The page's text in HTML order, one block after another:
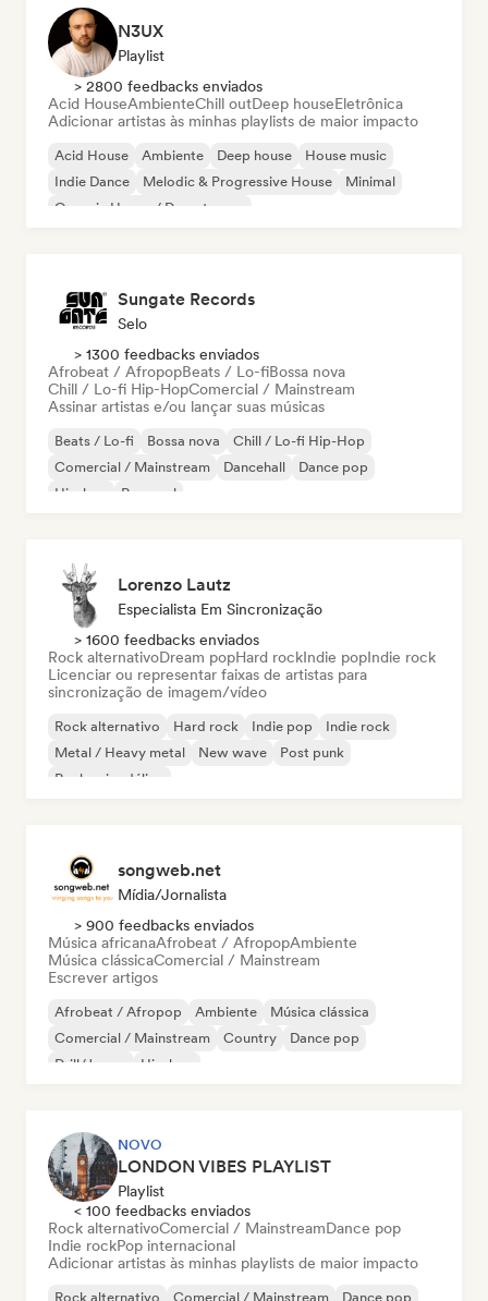
N3UX
Playlist
> 2800 feedbacks enviados
Acid HouseAmbienteChill outDeep houseEletrônica
Adicionar artistas às minhas playlists de maior impacto
Acid House Ambiente Deep house
House music
Indie Dance
Melodic & Progressive House
Minimal
Organic House / Downtempo
Sungate Records
Selo
> 1300 feedbacks enviados
Afrobeat / AfropopBeats / Lo-fiBossa nova
Chill / Lo-fi Hip-HopComercial / Mainstream
Assinar artistas e/ou lançar suas músicas
Beats / Lo-fi Bossa nova
Chill / Lo-fi Hip-Hop
Comercial / Mainstream
Dancehall
Dance pop
Hip-hop
Pop soul
Lorenzo Lautz
Especialista Em Sincronização
> 1600 feedbacks enviados
Rock alternativoDream popHard rockIndie popIndie rock
Licenciar ou representar faixas de artistas para
sincronização de imagem/vídeo
Rock alternativo Hard rock Indie pop
Indie rock
Metal / Heavy metal
New wave
Post punk
Rock psicodélico
songweb.net
Mídia/Jornalista
> 900 feedbacks enviados
Música africanaAfrobeat / AfropopAmbiente
Música clássicaComercial / Mainstream
Escrever artigos
Afrobeat / Afropop Ambiente
Música clássica
Comercial / Mainstream
Country
Dance pop
Drill/Jersey
Hip-hop
NOVO
LONDON VIBES PLAYLIST
Playlist
< 100 feedbacks enviados
Rock alternativoComercial / MainstreamDance pop
Indie rockPop internacional
Adicionar artistas às minhas playlists de maior impacto
Rock alternativo Comercial / Mainstream Dance pop